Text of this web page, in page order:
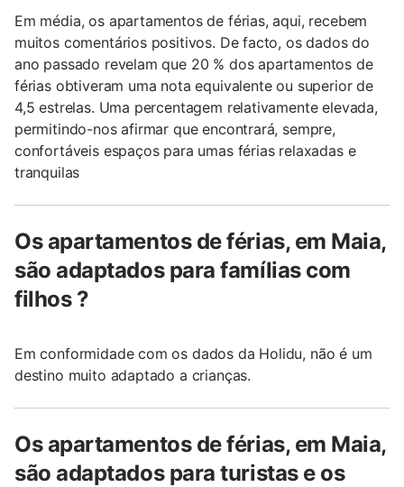
Em média, os apartamentos de férias, aqui, recebem
muitos comentários positivos. De facto, os dados do
ano passado revelam que 20 % dos apartamentos de
férias obtiveram uma nota equivalente ou superior de
4,5 estrelas. Uma percentagem relativamente elevada,
permitindo-nos afirmar que encontrará, sempre,
confortáveis espaços para umas férias relaxadas e
tranquilas
Os apartamentos de férias, em Maia,
são adaptados para famílias com
filhos ?
Em conformidade com os dados da Holidu, não é um
destino muito adaptado a crianças.
Os apartamentos de férias, em Maia,
são adaptados para turistas e os